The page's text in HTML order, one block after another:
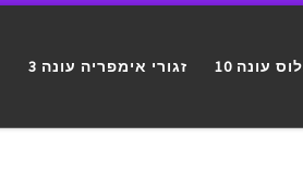
עונה 10 זגורי אימפריה עונה 3